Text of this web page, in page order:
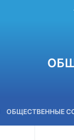
ОБЩЕСТВЕННЫЕ